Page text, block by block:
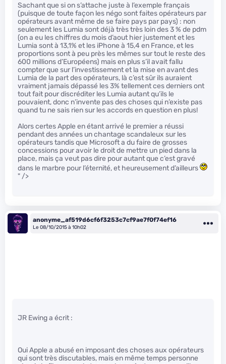
Sachant que si on s’attache juste à l’exemple français
(puisque de toute façon les négo sont faites opérateurs par
opérateurs avant même de se faire pays par pays) : non
seulement les Lumia sont déjà très très loin des 3 % de pdm
(on a eu les chiffres du mois d’aout hier justement et les
Lumia sont à 13,1% et les iPhone à 15,4 en France, et les
proportions sont à peu près les mêmes sur tout le reste des
600 millions d’Européens) mais en plus s’il avait fallu
compter que sur l’investissement et la mise en avant des
Lumia de la part des opérateurs, là c’est sûr ils auraient
vraiment jamais dépassé les 3% tellement ces derniers ont
tout fait pour discréditer les Lumia autant qu’ils le
pouvaient, donc n’invente pas des choses qui n’existe pas
quand tu ne sais rien sur les accords en question en plus!
Alors certes Apple en étant arrivé le premier a réussi
pendant des années un chantage scandaleux sur les
opérateurs tandis que Microsoft a du faire de grosses
concessions pour avoir le droit de mettre un pied dans la
place, mais ça veut pas dire pour autant que c’est gravé
dans le marbre pour l’éternité, et heureusement d’ailleurs
" />
anonyme_af519d6cf6f3253c7cf9ae7f0f74ef16
Le 08/10/2015 à 10h02
JR Ewing a écrit :
Oui Apple a abusé en imposant des choses aux opérateurs
qui sont très discutables, mais en même temps personne